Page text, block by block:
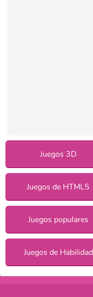
Juegos 3D
Juegos de HTML5
Juegos populares
Juegos de Habilidad